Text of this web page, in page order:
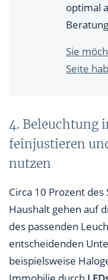
optimal
Sie
Seite
4. Beleuchtung
feinjustieren
nutzen
Circa 10 Prozent
Haushalt gehen auf
des passenden
entscheidenden
beispielsweise